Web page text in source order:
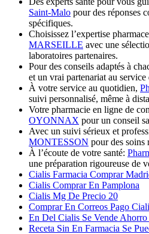
Saint-Malo pour des réponses
spécifiques.
Choisissez l’expertise
MARSEILLE avec une
laboratoires partenaires.
Pour des conseils adaptés à
et un vrai partenariat au service
À votre service au quotidien,
suivi personnalisé, même à
Votre pharmacie en ligne de
OYONNAX pour un conseil
Avec un suivi sérieux et
MONTESSON pour des soins
À l’écoute de votre santé:
une préparation rigoureuse de
Cialis Farmacia Comprar
Cialis Comprar En Pamplona
Cialis Mg De Precio 20
Comprar En Correos Pago
En Del Cialis Se Vende Ahorro
Receta Sin En Farmacia Se